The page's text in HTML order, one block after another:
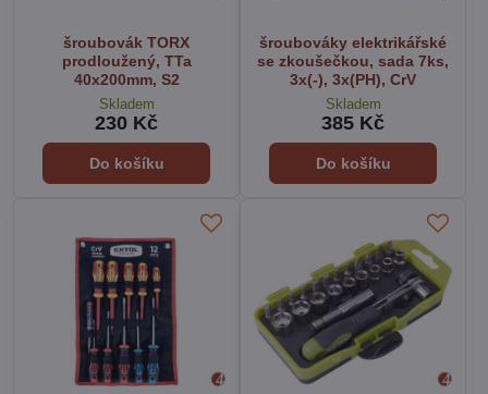
šroubovák TORX
prodloužený, TTa
40x200mm, S2
Skladem
230 Kč
Do košíku
šroubováky elektrikářské
se zkoušečkou, sada 7ks,
3x(-), 3x(PH), CrV
Skladem
385 Kč
Do košíku